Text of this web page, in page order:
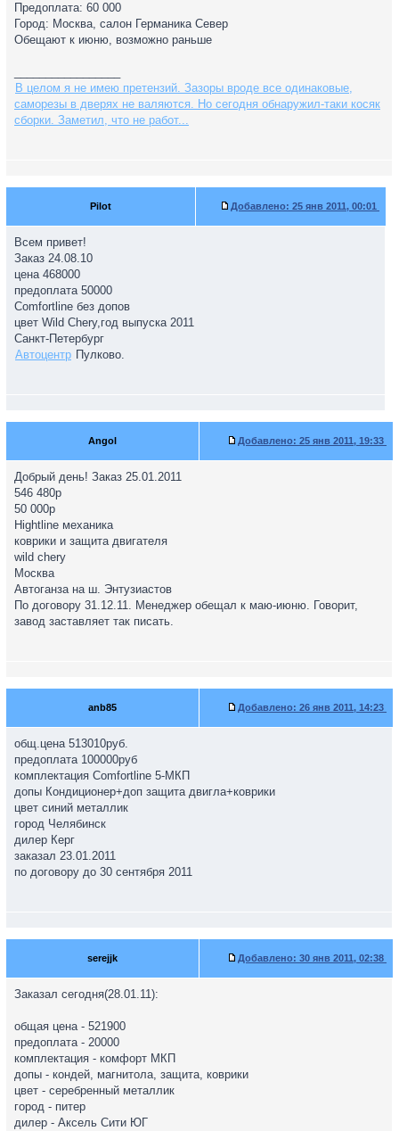
Предоплата: 60 000
Город: Москва, салон Германика Север
Обещают к июню, возможно раньше
В целом я не имею претензий. Зазоры вроде все одинаковые,
саморезы в дверях не валяются. Но сегодня обнаружил-таки косяк
сборки. Заметил, что не работ...
Pilot Добавлено: 25 янв 2011, 00:01
Всем привет!
Заказ 24.08.10
цена 468000
предоплата 50000
Comfortline без допов
цвет Wild Chery,год выпуска 2011
Санкт-Петербург
Автоцентр Пулково.
Angol Добавлено: 25 янв 2011, 19:33
Добрый день! Заказ 25.01.2011
546 480р
50 000р
Hightline механика
коврики и защита двигателя
wild chery
Москва
Автоганза на ш. Энтузиастов
По договору 31.12.11. Менеджер обещал к маю-июню. Говорит,
завод заставляет так писать.
anb85 Добавлено: 26 янв 2011, 14:23
общ.цена 513010руб.
предоплата 100000руб
комплектация Comfortline 5-МКП
допы Кондиционер+доп защита двигла+коврики
цвет синий металлик
город Челябинск
дилер Керг
заказал 23.01.2011
по договору до 30 сентября 2011
serejjk Добавлено: 30 янв 2011, 02:38
Заказал сегодня(28.01.11):
общая цена - 521900
предоплата - 20000
комплектация - комфорт МКП
допы - кондей, магнитола, защита, коврики
цвет - серебренный металлик
город - питер
дилер - Аксель Сити ЮГ